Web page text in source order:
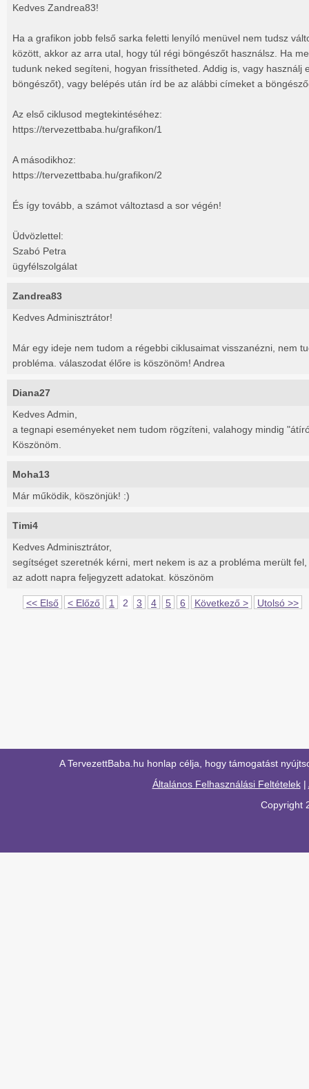
Kedves Zandrea83!
Ha a grafikon jobb felső sarka feletti lenyíló menüvel nem tudsz
között, akkor az arra utal, hogy túl régi böngészőt használsz. Ha
tudunk neked segíteni, hogyan frissítheted. Addig is, vagy használj
böngészőt), vagy belépés után írd be az alábbi címeket a
Az első ciklusod megtekintéséhez:
https://tervezettbaba.hu/grafikon/1
A másodikhoz:
https://tervezettbaba.hu/grafikon/2
És így tovább, a számot változtasd a sor végén!
Üdvözlettel:
Szabó Petra
ügyfélszolgálat
Zandrea83
Kedves Adminisztrátor!
Már egy ideje nem tudom a régebbi ciklusaimat visszanézni, nem
probléma. válaszodat élőre is köszönöm! Andrea
Diana27
Kedves Admin,
a tegnapi eseményeket nem tudom rögzíteni, valahogy mindig
Köszönöm.
Moha13
Már működik, köszönjük! :)
Timi4
Kedves Adminisztrátor,
segítséget szeretnék kérni, mert nekem is az a probléma merült
az adott napra feljegyzett adatokat. köszönöm
<< Első < Előző 1 2 3 4 5 6 Következő > Utolsó >>
A TervezettBaba.hu honlap célja, hogy támogatást
Általános Felhasználási Feltételek|
Copyright